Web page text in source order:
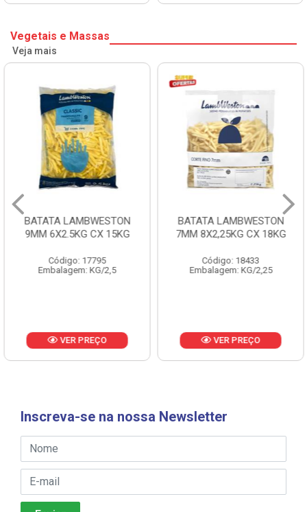
Vegetais e Massas
Veja mais
BATATA LAMBWESTON
9MM 6X2.5KG CX 15KG
Código: 17795
Embalagem: KG/2,5
VER PREÇO
BATATA LAMBWESTON
7MM 8X2,25KG CX 18KG
Código: 18433
Embalagem: KG/2,25
VER PREÇO
Inscreva-se na nossa Newsletter